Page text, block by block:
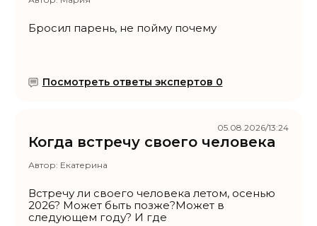
Бросил парень, не пойму почему
Посмотреть ответы экспертов 0
Когда встречу своего человека
Автор: Екатерина
Встречу ли своего человека летом, осенью
2026? Может быть позже?Может в
следующем году? И где
05.08.2026/13:24